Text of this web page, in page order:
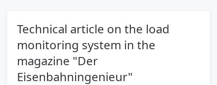
Technical article on the load
monitoring system in the
magazine "Der
Eisenbahningenieur"